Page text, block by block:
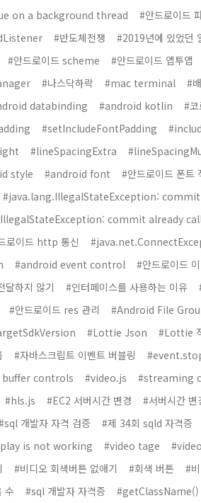
on a background thread
#안드로이드
#반도체전쟁 #2019년에 있었던
#안드로이드 scheme #안드로이드 앱투앱
#나스닥하락 #mac terminal #
databinding #android kotlin #
#setIncludeFontPadding
#lineSpacingExtra
style #android font #안드로이드 폰트
#java.lang.IllegalStateException:
commit already
로이드 http 통신
#android event control #안드로이드
달하지 않기
#인터페이스를 사용하는 이유
#안드로이드 res 관리 #Android File
#Lottie Json #Lottie
#자바스크립트 이벤트 버블링
buffer controls #video.js #streaming
#hls.js #EC2 서버시간 변경 #서버시간 변
개발자 자격 검증 #제 34회 sqld 자격증
is not working #video tage
#비디오 회색버튼 없애기 #회색 버튼 #
수 #sql 개발자 자격증 #getClassName()